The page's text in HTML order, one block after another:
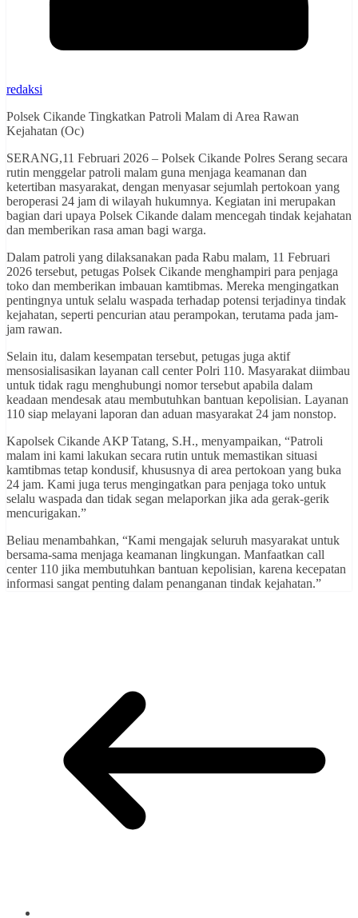
redaksi
Polsek Cikande Tingkatkan Patroli Malam di Area Rawan
Kejahatan (Oc)
SERANG,11 Februari 2026 – Polsek Cikande Polres Serang secara
rutin menggelar patroli malam guna menjaga keamanan dan
ketertiban masyarakat, dengan menyasar sejumlah pertokoan yang
beroperasi 24 jam di wilayah hukumnya. Kegiatan ini merupakan
bagian dari upaya Polsek Cikande dalam mencegah tindak kejahatan
dan memberikan rasa aman bagi warga.
Dalam patroli yang dilaksanakan pada Rabu malam, 11 Februari
2026 tersebut, petugas Polsek Cikande menghampiri para penjaga
toko dan memberikan imbauan kamtibmas. Mereka mengingatkan
pentingnya untuk selalu waspada terhadap potensi terjadinya tindak
kejahatan, seperti pencurian atau perampokan, terutama pada jam-
jam rawan.
Selain itu, dalam kesempatan tersebut, petugas juga aktif
mensosialisasikan layanan call center Polri 110. Masyarakat diimbau
untuk tidak ragu menghubungi nomor tersebut apabila dalam
keadaan mendesak atau membutuhkan bantuan kepolisian. Layanan
110 siap melayani laporan dan aduan masyarakat 24 jam nonstop.
Kapolsek Cikande AKP Tatang, S.H., menyampaikan, “Patroli
malam ini kami lakukan secara rutin untuk memastikan situasi
kamtibmas tetap kondusif, khususnya di area pertokoan yang buka
24 jam. Kami juga terus mengingatkan para penjaga toko untuk
selalu waspada dan tidak segan melaporkan jika ada gerak-gerik
mencurigakan.”
Beliau menambahkan, “Kami mengajak seluruh masyarakat untuk
bersama-sama menjaga keamanan lingkungan. Manfaatkan call
center 110 jika membutuhkan bantuan kepolisian, karena kecepatan
informasi sangat penting dalam penanganan tindak kejahatan.”